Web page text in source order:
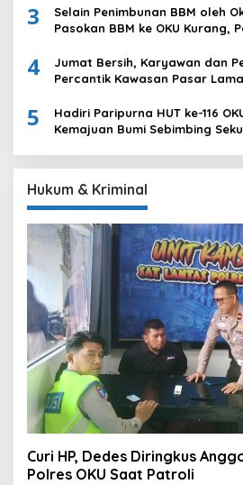
3
Selain Penimbunan BBM oleh
Pasokan BBM ke OKU Kurang,
4
Jumat Bersih, Karyawan dan
Percantik Kawasan Pasar Lama
5
Hadiri Paripurna HUT ke-116
Kemajuan Bumi Sebimbing
Hukum & Kriminal
Curi HP, Dedes Diringkus
Polres OKU Saat Patroli